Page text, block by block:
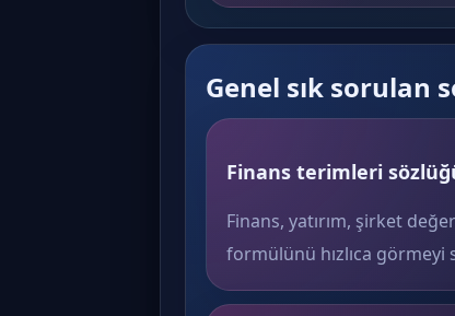
Genel sık sorulan
Finans terimleri
Finans, yatırım, şirket
formülünü hızlıca görmeyi